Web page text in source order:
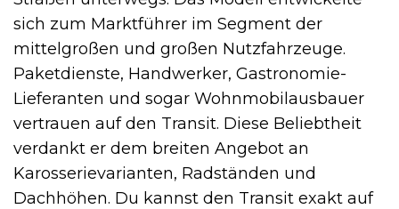
sich zum Marktführer im Segment der
mittelgroßen und großen Nutzfahrzeuge.
Paketdienste, Handwerker, Gastronomie-
Lieferanten und sogar Wohnmobilausbauer
vertrauen auf den Transit. Diese Beliebtheit
verdankt er dem breiten Angebot an
Karosserievarianten, Radständen und
Dachhöhen. Du kannst den Transit exakt auf